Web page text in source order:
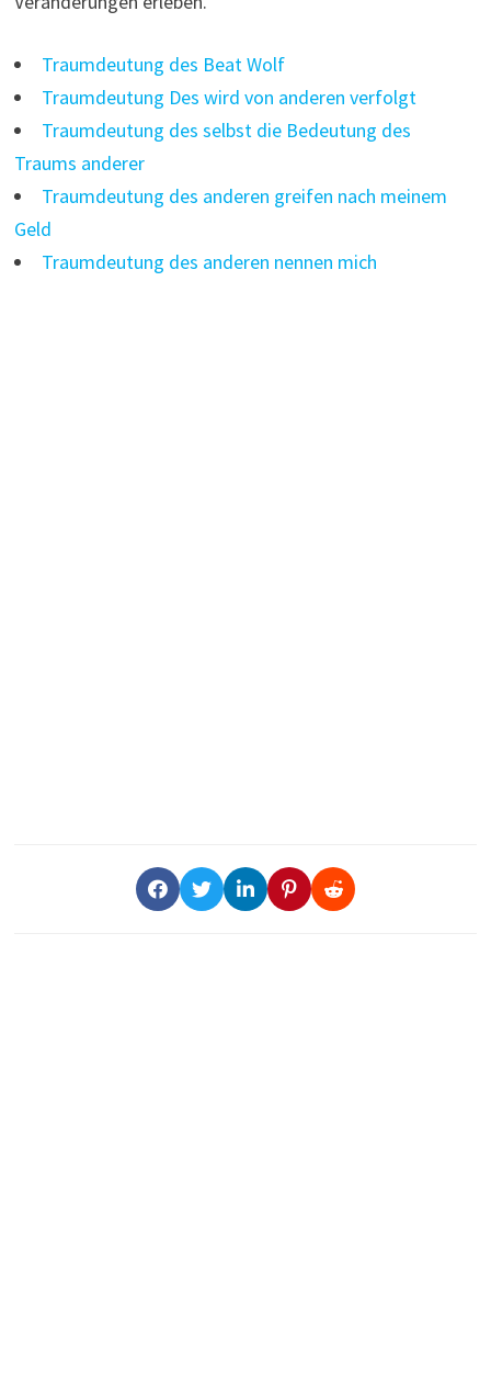
Traumdeutung des Beat Wolf
Traumdeutung Des wird von anderen verfolgt
Traumdeutung des selbst die Bedeutung des
Traums anderer
Traumdeutung des anderen greifen nach meinem
Geld
Traumdeutung des anderen nennen mich